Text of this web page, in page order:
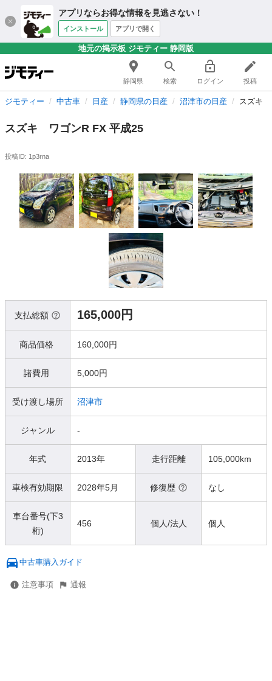
アプリならお得な情報を見逃さない！
インストール アプリで開く
地元の掲示板 ジモティー 静岡版
静岡県 検索 ログイン 投稿
ジモティー 中古車 日産 静岡県の日産 沼津市の日産 スズキ
スズキ ワゴンR FX 平成25
投稿ID: 1p3rna
支払総額 165,000円
商品価格 160,000円
諸費用 5,000円
受け渡し場所 沼津市
ジャンル -
年式 2013年 走行距離 105,000km
車検有効期限 2028年5月 修復歴 なし
車台番号(下3
桁)
456 個人/法人 個人
中古車購入ガイド
注意事項 通報